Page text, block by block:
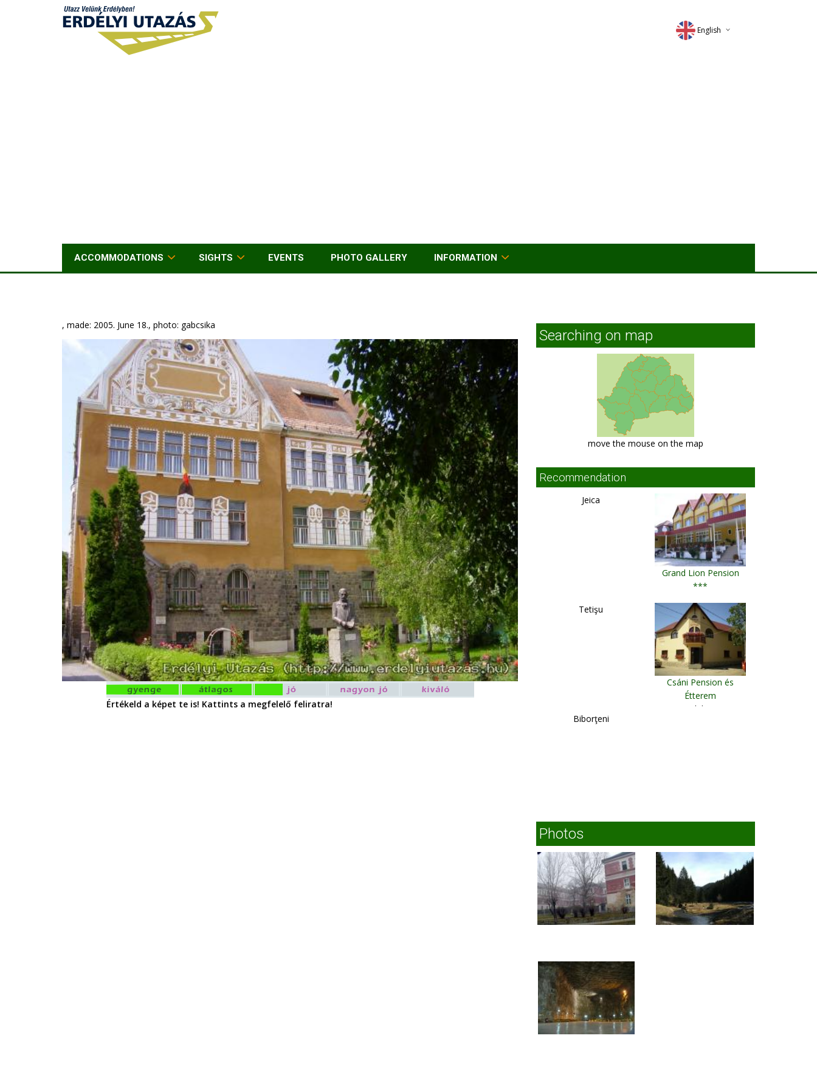
English
ACCOMMODATIONS SIGHTS EVENTS PHOTO GALLERY INFORMATION
, made: 2005. June 18., photo: gabcsika
Értékeld a képet te is! Kattints a megfelelő feliratra!
Searching on map
move the mouse on the map
Recommendation
Jeica
Grand Lion Pension
***
Tetişu
Csáni Pension és
Étterem
Vlaha
Biborţeni
Photos